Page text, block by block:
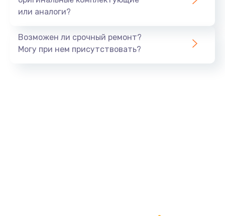
или аналоги?
Возможен ли срочный ремонт?
Могу при нем присутствовать?